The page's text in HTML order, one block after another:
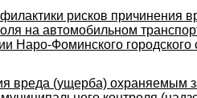
рисков причинения
на автомобильном
Наро-Фоминского городского
вреда (ущерба) охраняемым